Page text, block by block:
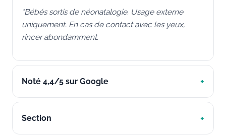
*Bébés sortis de néonatalogie. Usage externe
uniquement. En cas de contact avec les yeux,
rincer abondamment.
Noté 4,4/5 sur Google
Section